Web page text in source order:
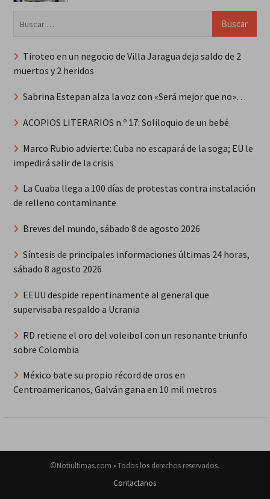
Tiroteo en un negocio de Villa Jaragua deja saldo de 2
muertos y 2 heridos
Sabrina Estepan alza la voz con «Será mejor que no»…
ACOPIOS LITERARIOS n.º 17: Soliloquio de un bebé
Marco Rubio advierte: Cuba no escapará de la soga; EU le
impedirá salir de la crisis
La Cuaba llega a 100 días de protestas contra instalación
de relleno contaminante
Breves del mundo, sábado 8 de agosto 2026
Síntesis de principales informaciones últimas 24 horas,
sábado 8 agosto 2026
EEUU despide repentinamente al general que
supervisaba respaldo a Ucrania
RD retiene el oro del voleibol con un resonante triunfo
sobre Colombia
México bate su propio récord de oros en
Centroamericanos, Galván gana en 10 mil metros
©Notiultimas.com • Todos los derechos reservados.
Contactanos